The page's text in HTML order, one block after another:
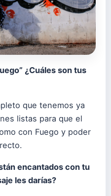
” ¿Cuáles son tus
que tenemos ya
listas para que el
con Fuego y poder
encantados con tu
les darías?